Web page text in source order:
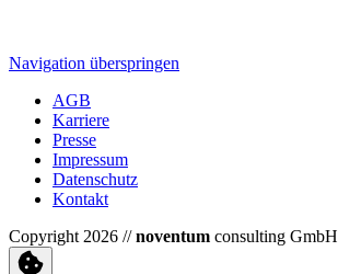
Navigation überspringen
AGB
Karriere
Presse
Impressum
Datenschutz
Kontakt
Copyright 2026 //noventum consulting GmbH